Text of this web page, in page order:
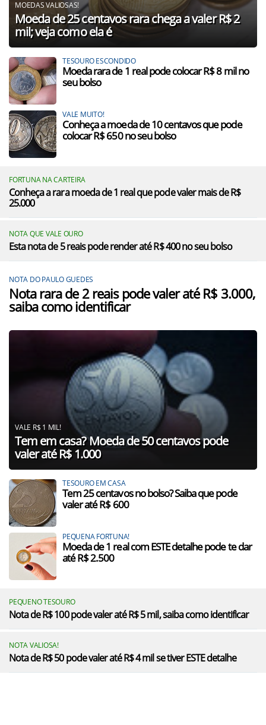
MOEDAS VALIOSAS!
Moeda de 25 centavos rara chega a valer R$ 2
mil; veja como ela é
TESOURO ESCONDIDO
Moeda rara de 1 real pode colocar R$ 8 mil no
seu bolso
VALE MUITO!
Conheça a moeda de 10 centavos que pode
colocar R$ 650 no seu bolso
FORTUNA NA CARTEIRA
Conheça a rara moeda de 1 real que pode valer mais de R$
25.000
NOTA QUE VALE OURO
Esta nota de 5 reais pode render até R$ 400 no seu bolso
NOTA DO PAULO GUEDES
Nota rara de 2 reais pode valer até R$ 3.000,
saiba como identificar
VALE R$ 1 MIL!
Tem em casa? Moeda de 50 centavos pode
valer até R$ 1.000
TESOURO EM CASA
Tem 25 centavos no bolso? Saiba que pode
valer até R$ 600
PEQUENA FORTUNA!
Moeda de 1 real com ESTE detalhe pode te dar
até R$ 2.500
PEQUENO TESOURO
Nota de R$ 100 pode valer até R$ 5 mil, saiba como identificar
NOTA VALIOSA!
Nota de R$ 50 pode valer até R$ 4 mil se tiver ESTE detalhe